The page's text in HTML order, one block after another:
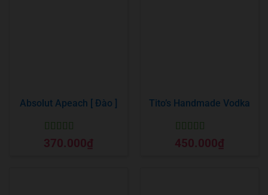
Absolut Apeach [ Đào ]
Được xếp
hạng55 sao
370.000₫
Tito’s Handmade Vodka
Được xếp
hạng55 sao
450.000₫